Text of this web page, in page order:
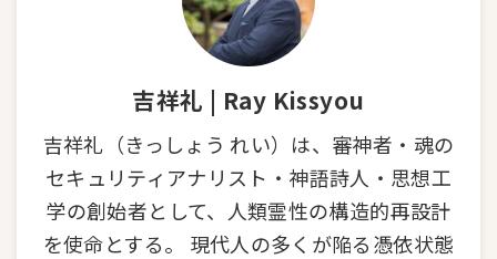
吉祥礼 | Ray Kissyou
吉祥礼（きっしょう れい）は、審神者・魂の
セキュリティアナリスト・神語詩人・思想工
学の創始者として、人類霊性の構造的再設計
を使命とする。 現代人の多くが陥る憑依状態